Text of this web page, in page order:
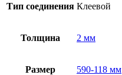
Тип соединения Клеевой
Толщина 2 мм
Размер 590-118 мм